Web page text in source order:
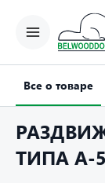
Все о товаре
ТИПА A-